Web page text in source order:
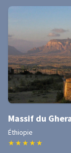
Massif du
Éthiopie
★ ★ ★ ★ ★